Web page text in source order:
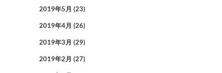
2019年5月 (23)
2019年4月 (26)
2019年3月 (29)
2019年2月 (27)